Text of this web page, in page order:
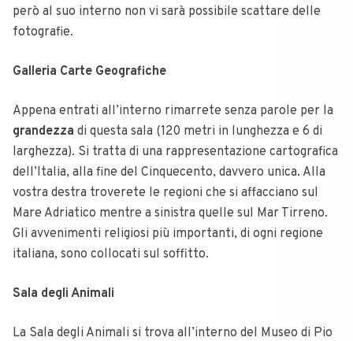
però al suo interno non vi sarà possibile scattare delle
fotografie.
Galleria Carte Geografiche
Appena entrati all’interno rimarrete senza parole per la
grandezza di questa sala (120 metri in lunghezza e 6 di
larghezza). Si tratta di una rappresentazione cartografica
dell’Italia, alla fine del Cinquecento, davvero unica. Alla
vostra destra troverete le regioni che si affacciano sul
Mare Adriatico mentre a sinistra quelle sul Mar Tirreno.
Gli avvenimenti religiosi più importanti, di ogni regione
italiana, sono collocati sul soffitto.
Sala degli Animali
La Sala degli Animali si trova all’interno del Museo di Pio